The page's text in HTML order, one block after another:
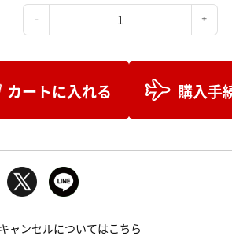
カートに入れる 購入手
ャンセルについてはこちら